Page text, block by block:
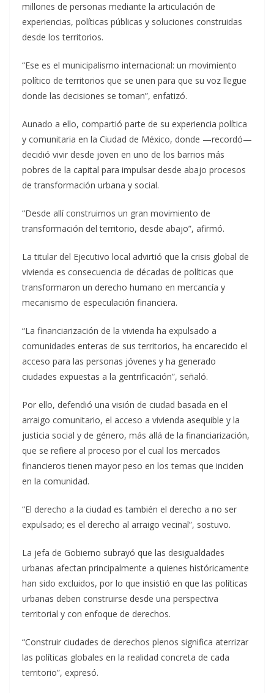
millones de personas mediante la articulación de
experiencias, políticas públicas y soluciones construidas
desde los territorios.
“Ese es el municipalismo internacional: un movimiento
político de territorios que se unen para que su voz llegue
donde las decisiones se toman”, enfatizó.
Aunado a ello, compartió parte de su experiencia política
y comunitaria en la Ciudad de México, donde —recordó—
decidió vivir desde joven en uno de los barrios más
pobres de la capital para impulsar desde abajo procesos
de transformación urbana y social.
“Desde allí construimos un gran movimiento de
transformación del territorio, desde abajo”, afirmó.
La titular del Ejecutivo local advirtió que la crisis global de
vivienda es consecuencia de décadas de políticas que
transformaron un derecho humano en mercancía y
mecanismo de especulación financiera.
“La financiarización de la vivienda ha expulsado a
comunidades enteras de sus territorios, ha encarecido el
acceso para las personas jóvenes y ha generado
ciudades expuestas a la gentrificación”, señaló.
Por ello, defendió una visión de ciudad basada en el
arraigo comunitario, el acceso a vivienda asequible y la
justicia social y de género, más allá de la financiarización,
que se refiere al proceso por el cual los mercados
financieros tienen mayor peso en los temas que inciden
en la comunidad.
“El derecho a la ciudad es también el derecho a no ser
expulsado; es el derecho al arraigo vecinal”, sostuvo.
La jefa de Gobierno subrayó que las desigualdades
urbanas afectan principalmente a quienes históricamente
han sido excluidos, por lo que insistió en que las políticas
urbanas deben construirse desde una perspectiva
territorial y con enfoque de derechos.
“Construir ciudades de derechos plenos significa aterrizar
las políticas globales en la realidad concreta de cada
territorio”, expresó.